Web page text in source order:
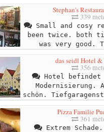
Stephan's
339
Small and cosy
been twice. both
was very good.
das seidl Hotel &
356
Hotel befindet
Modernisierung.
schön.
Pizza Familie
361
Extrem